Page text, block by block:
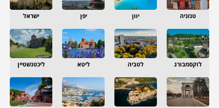
טנזניה יוון יפן ישראל
לוקסמבורג לטביה ליטא ליכטנשטיין